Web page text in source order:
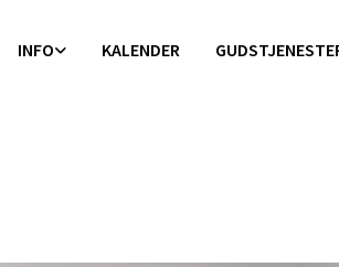
INFO KALENDER